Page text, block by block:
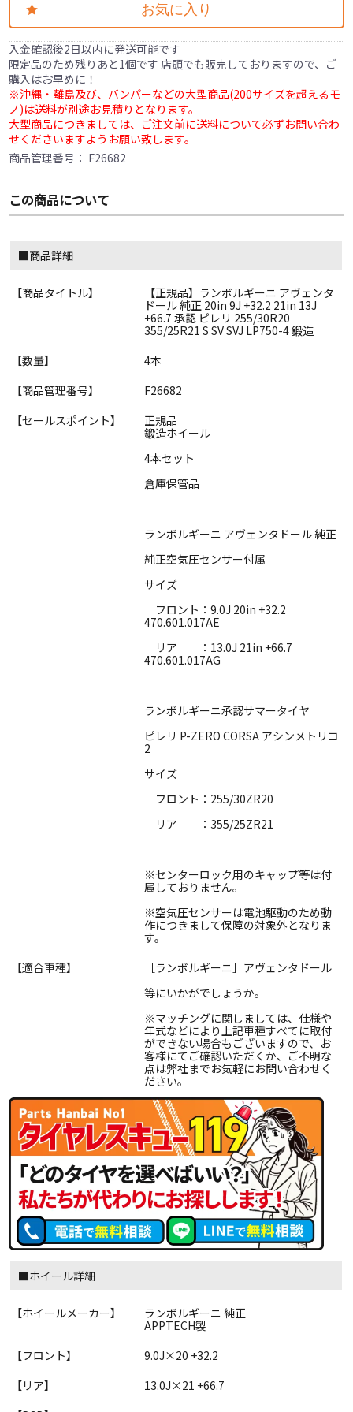
お気に入り
入金確認後2日以内に発送可能です
限定品のため残りあと1個です 店頭でも販売しておりますので、ご
購入はお早めに！
※沖縄・離島及び、バンパーなどの大型商品(200サイズを超えるモ
ノ)は送料が別途お見積りとなります。
大型商品につきましては、ご注文前に送料について必ずお問い合わ
せくださいますようお願い致します。
商品管理番号： F26682
この商品について
■商品詳細
【商品タイトル】
【正規品】ランボルギーニ アヴェンタ
ドール 純正 20in 9J +32.2 21in 13J
+66.7 承認 ピレリ 255/30R20
355/25R21 S SV SVJ LP750-4 鍛造
【数量】
4本
【商品管理番号】
F26682
【セールスポイント】
正規品
鍛造ホイール
4本セット
倉庫保管品
ランボルギーニ アヴェンタドール 純正
純正空気圧センサー付属
サイズ
フロント：9.0J 20in +32.2
470.601.017AE
リア ：13.0J 21in +66.7
470.601.017AG
ランボルギーニ承認サマータイヤ
ピレリ P-ZERO CORSA アシンメトリコ
2
サイズ
フロント：255/30ZR20
リア ：355/25ZR21
※センターロック用のキャップ等は付
属しておりません。
※空気圧センサーは電池駆動のため動
作につきまして保障の対象外となりま
す。
【適合車種】
［ランボルギーニ］アヴェンタドール
等にいかがでしょうか。
※マッチングに関しましては、仕様や
年式などにより上記車種すべてに取付
ができない場合もございますので、お
客様にてご確認いただくか、ご不明な
点は弊社までお気軽にお問い合わせく
ださい。
■ホイール詳細
【ホイールメーカー】
ランボルギーニ 純正
APPTECH製
【フロント】
9.0J×20 +32.2
【リア】
13.0J×21 +66.7